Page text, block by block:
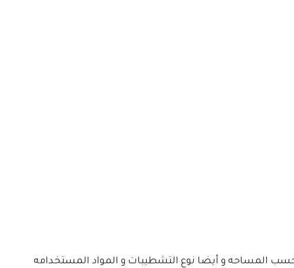
حسب المساحه و أيضا نوع التشطيبات و المواد المستخدامه